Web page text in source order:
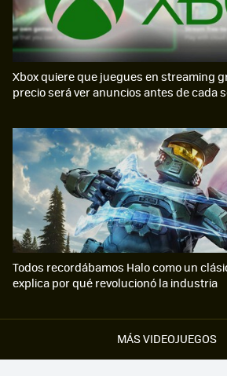
MÁS VIDEOJUEGOS
Xbox quiere que juegues en streaming
precio será ver anuncios antes de cada
Todos recordábamos Halo como un
explica por qué revolucionó la industria